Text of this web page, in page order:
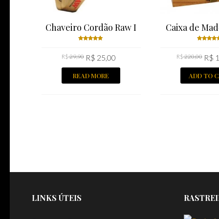
Chaveiro Cordão Raw I
5.00out
of 5
R$29,90 R$ 25,00
READ MORE
Caixa de
5.00
of 5
R$220,00 R$
ADD TO
LINKS ÚTEIS